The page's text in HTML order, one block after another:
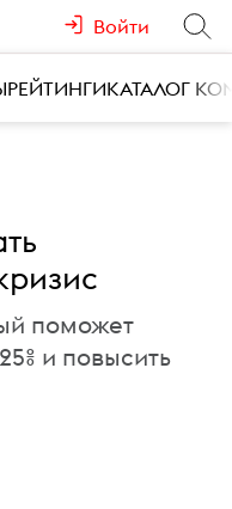
Войти
РЕЙТИНГИКАТАЛОГ
поможет
и повысить